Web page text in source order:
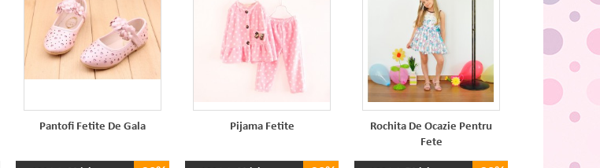
Pantofi Fetite De Gala Pijama Fetite
Rochita De Ocazie Pentru
Fete